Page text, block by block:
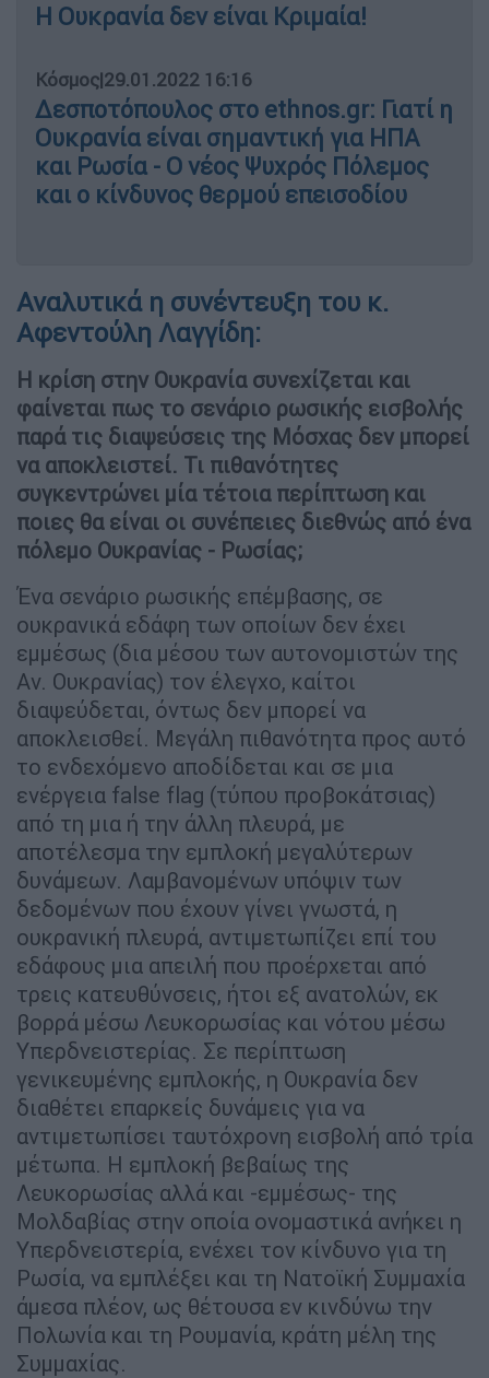
Η Ουκρανία δεν είναι Κριμαία!
Κόσμος|29.01.2022 16:16
Δεσποτόπουλος στο ethnos.gr: Γιατί η
Ουκρανία είναι σημαντική για ΗΠΑ
και Ρωσία - Ο νέος Ψυχρός Πόλεμος
και ο κίνδυνος θερμού επεισοδίου
Αναλυτικά η συνέντευξη του κ.
Αφεντούλη Λαγγίδη:
Η κρίση στην Ουκρανία συνεχίζεται και
φαίνεται πως το σενάριο ρωσικής εισβολής
παρά τις διαψεύσεις της Μόσχας δεν μπορεί
να αποκλειστεί. Τι πιθανότητες
συγκεντρώνει μία τέτοια περίπτωση και
ποιες θα είναι οι συνέπειες διεθνώς από ένα
πόλεμο Ουκρανίας - Ρωσίας;
Ένα σενάριο ρωσικής επέμβασης, σε
ουκρανικά εδάφη των οποίων δεν έχει
εμμέσως (δια μέσου των αυτονομιστών της
Αν. Ουκρανίας) τον έλεγχο, καίτοι
διαψεύδεται, όντως δεν μπορεί να
αποκλεισθεί. Μεγάλη πιθανότητα προς αυτό
το ενδεχόμενο αποδίδεται και σε μια
ενέργεια false flag (τύπου προβοκάτσιας)
από τη μια ή την άλλη πλευρά, με
αποτέλεσμα την εμπλοκή μεγαλύτερων
δυνάμεων. Λαμβανομένων υπόψιν των
δεδομένων που έχουν γίνει γνωστά, η
ουκρανική πλευρά, αντιμετωπίζει επί του
εδάφους μια απειλή που προέρχεται από
τρεις κατευθύνσεις, ήτοι εξ ανατολών, εκ
βορρά μέσω Λευκορωσίας και νότου μέσω
Υπερδνειστερίας. Σε περίπτωση
γενικευμένης εμπλοκής, η Ουκρανία δεν
διαθέτει επαρκείς δυνάμεις για να
αντιμετωπίσει ταυτόχρονη εισβολή από τρία
μέτωπα. Η εμπλοκή βεβαίως της
Λευκορωσίας αλλά και -εμμέσως- της
Μολδαβίας στην οποία ονομαστικά ανήκει η
Υπερδνειστερία, ενέχει τον κίνδυνο για τη
Ρωσία, να εμπλέξει και τη Νατοϊκή Συμμαχία
άμεσα πλέον, ως θέτουσα εν κινδύνω την
Πολωνία και τη Ρουμανία, κράτη μέλη της
Συμμαχίας.